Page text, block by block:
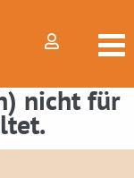
nicht für